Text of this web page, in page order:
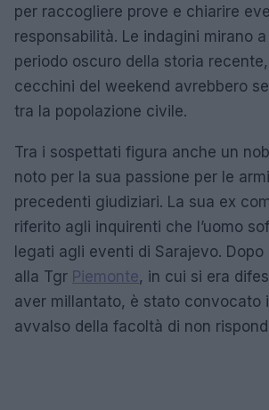
per raccogliere prove e chiarire
responsabilità. Le indagini mirano
periodo oscuro della storia
cecchini del weekend avrebbero
tra la popolazione civile.
Tra i sospettati figura anche un
noto per la sua passione per le
precedenti giudiziari. La sua ex
riferito agli inquirenti che l’uomo
legati agli eventi di Sarajevo. Dopo
alla Tgr Piemonte, in cui si era
aver millantato, è stato convocato
avvalso della facoltà di non